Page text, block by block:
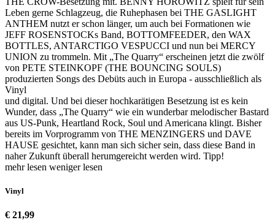
Leben gerne Schlagzeug, die Ruhephasen bei THE GASLIGHT
ANTHEM nutzt er schon länger, um auch bei Formationen wie
JEFF ROSENSTOCKs Band, BOTTOMFEEDER, den WAX
BOTTLES, ANTARCTIGO VESPUCCI und nun bei MERCY
UNION zu trommeln. Mit „The Quarry“ erscheinen jetzt die zwölf
von PETE STEINKOPF (THE BOUNCING SOULS)
produzierten Songs des Debüts auch in Europa - ausschließlich als
Vinyl
und digital. Und bei dieser hochkarätigen Besetzung ist es kein
Wunder, dass „The Quarry“ wie ein wunderbar melodischer Bastard
aus US-Punk, Heartland Rock, Soul und Americana klingt. Bisher
bereits im Vorprogramm von THE MENZINGERS und DAVE
HAUSE gesichtet, kann man sich sicher sein, dass diese Band in
naher Zukunft überall herumgereicht werden wird. Tipp!
mehr lesen weniger lesen
Vinyl
€ 21,99